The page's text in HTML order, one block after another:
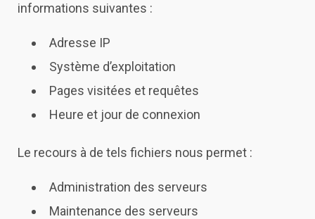
informations suivantes :
Adresse IP
Système d’exploitation
Pages visitées et requêtes
Heure et jour de connexion
Le recours à de tels fichiers nous permet :
Administration des serveurs
Maintenance des serveurs